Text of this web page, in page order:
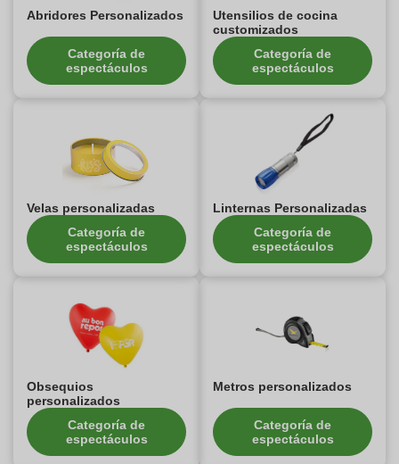
Abridores Personalizados
Categoría de
espectáculos
Utensilios de cocina
customizados
Categoría de
espectáculos
Velas personalizadas
Categoría de
espectáculos
Linternas Personalizadas
Categoría de
espectáculos
Obsequios
personalizados
Categoría de
espectáculos
Metros personalizados
Categoría de
espectáculos